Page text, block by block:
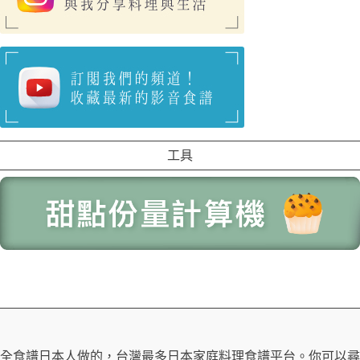
工具
全食譜日本人做的，台灣最多日本家庭料理食譜平台。你可以尋